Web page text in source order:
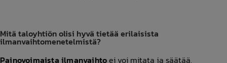
Mitä taloyhtiön olisi hyvä tietää erilaisista
ilmanvaihtomenetelmistä?
Painovoimaista ilmanvaihto ei voi mitata ja säätää.